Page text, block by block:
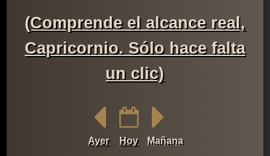
(Comprende el alcance real,
Capricornio. Sólo hace falta
un clic)
Ayer Hoy Mañana